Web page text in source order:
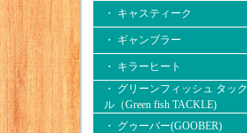
・ キャスティーク
・ ギャンブラー
・ キラーヒート
・ グリーンフィッシュ タック
ル（Green fish TACKLE)
・ グゥーバー(GOOBER)